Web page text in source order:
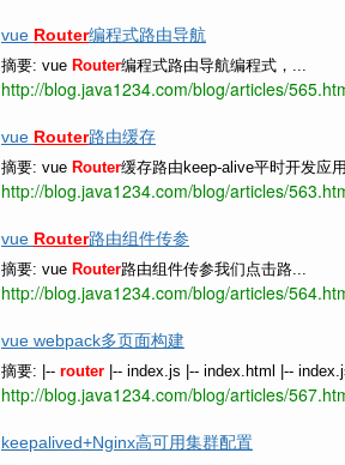
vue Router编程式路由导航
摘要: vue Router编程式路由导航编程式，...
http://blog.java1234.com/blog/articles/
vue Router路由缓存
摘要: vue Router缓存路由keep-alive平时开发应
http://blog.java1234.com/blog/articles/
vue Router路由组件传参
摘要: vue Router路由组件传参我们点击路...
http://blog.java1234.com/blog/articles/
vue webpack多页面构建
摘要: |-- router |-- index.js |-- index.html |--
http://blog.java1234.com/blog/articles/
keepalived+Nginx高可用集群配置